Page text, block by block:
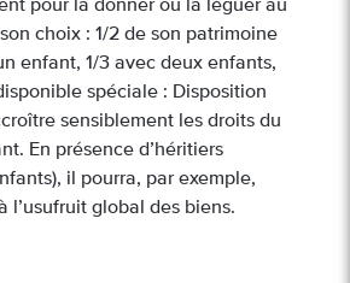
pour la donner ou la léguer au
choix : 1/2 de son patrimoine
enfant, 1/3 avec deux enfants,
spéciale : Disposition
sensiblement les droits du
En présence d’héritiers
il pourra, par exemple,
l’usufruit global des biens.